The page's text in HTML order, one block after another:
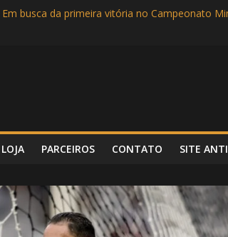
Em busca da primeira vitória no Campeonato
Bowl LVI entre Cincinnati Bengals e Los
e com show dos garotos, Atlético vence
LOJA PARCEIROS CONTATO SITE